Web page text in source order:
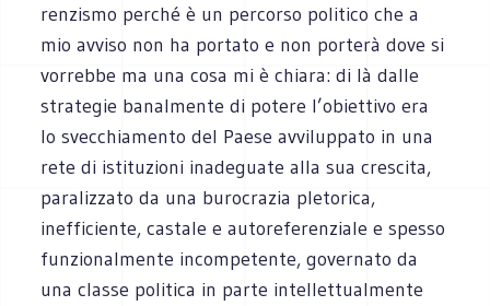
renzismo perché è un percorso politico che a
mio avviso non ha portato e non porterà dove si
vorrebbe ma una cosa mi è chiara: di là dalle
strategie banalmente di potere l’obiettivo era
lo svecchiamento del Paese avviluppato in una
rete di istituzioni inadeguate alla sua crescita,
paralizzato da una burocrazia pletorica,
inefficiente, castale e autoreferenziale e spesso
funzionalmente incompetente, governato da
una classe politica in parte intellettualmente